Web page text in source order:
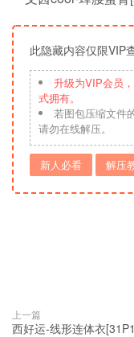
此隐藏内容仅限VIP
升级为VIP会员
式拥有。
若图包压缩文件
请勿在线解压。
新人必看 解压
上一篇
西好运-线形连体衣